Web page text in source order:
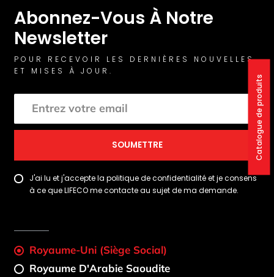
Abonnez-Vous À Notre
Newsletter
POUR RECEVOIR LES DERNIÈRES NOUVELLES
ET MISES À JOUR.
SOUMETTRE
J'ai lu et j'accepte la politique de confidentialité et je consens
à ce que LIFECO me contacte au sujet de ma demande.
Royaume-Uni (Siège Social)
Royaume D'Arabie Saoudite
Catalogue de produits